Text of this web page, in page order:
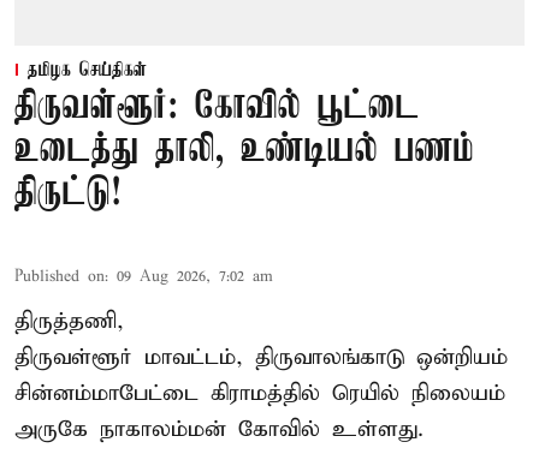
தமிழக செய்திகள்
திருவள்ளூர்: கோவில் பூட்டை
உடைத்து தாலி, உண்டியல் பணம்
திருட்டு!
Published on: 09 Aug 2026, 7:02 am
திருத்தணி,
திருவள்ளூர் மாவட்டம், திருவாலங்காடு ஒன்றியம்
சின்னம்மாபேட்டை கிராமத்தில் ரெயில் நிலையம்
அருகே நாகாலம்மன் கோவில் உள்ளது.